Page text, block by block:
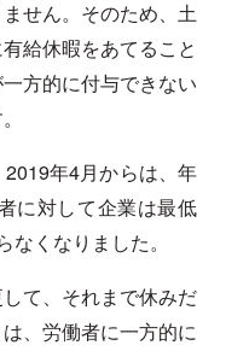
せん。そのため、土
給休暇をあてること
方的に付与できない
年4月からは、年
に対して企業は最低
くなりました。
て、それまで休みだ
、労働者に一方的に